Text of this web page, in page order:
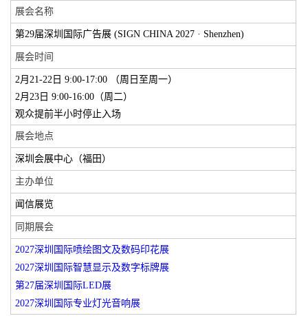
展会名称
第29届深圳国际广告展 (SIGN CHINA 2027 · Shenzhen)
展会时间
2月21-22日 9:00-17:00 （周日至周一）
2月23日 9:00-16:00（周二）
观众提前半小时停止入场
展会地点
深圳会展中心（福田）
主办单位
闻信展览
同期展会
2027深圳国际喷绘图文及数码印花展
2027深圳国际智慧显示及数字标牌展
第27届深圳国际LED展
2027深圳国际专业灯光音响展